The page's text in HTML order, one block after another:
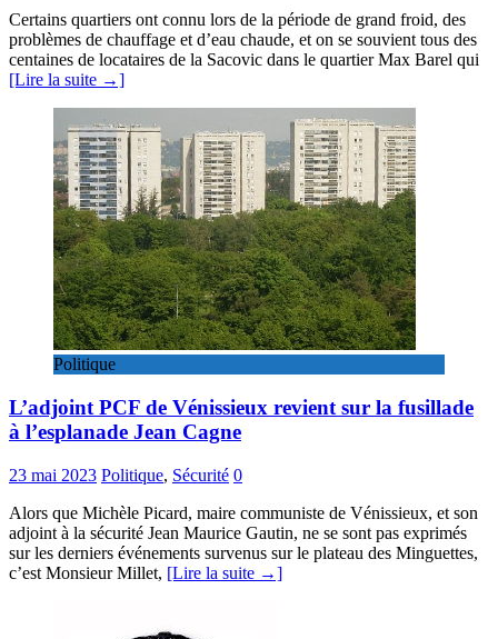
Certains quartiers ont connu lors de la période de grand froid, des
problèmes de chauffage et d’eau chaude, et on se souvient tous des
centaines de locataires de la Sacovic dans le quartier Max Barel qui
[Lire la suite →]
Politique
L’adjoint PCF de Vénissieux revient sur la fusillade
à l’esplanade Jean Cagne
23 mai 2023 Politique, Sécurité 0
Alors que Michèle Picard, maire communiste de Vénissieux, et son
adjoint à la sécurité Jean Maurice Gautin, ne se sont pas exprimés
sur les derniers événements survenus sur le plateau des Minguettes,
c’est Monsieur Millet, [Lire la suite →]